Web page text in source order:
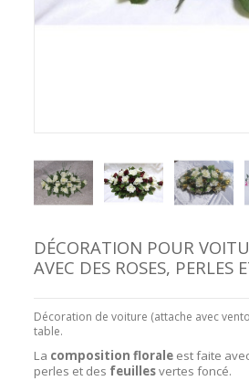
DÉCORATION POUR
AVEC DES ROSES, PERLES
Décoration de voiture (attache avec
table.
La composition florale est faite
perles et des feuillesvertes foncé.